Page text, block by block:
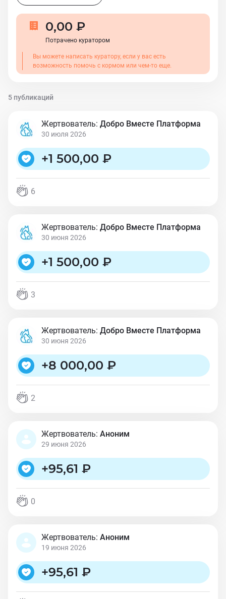
0,00 ₽
Потрачено куратором
Вы можете написать куратору, если у вас есть
возможность помочь с кормом или чем-то еще.
5 публикаций
Жертвователь: Добро Вместе Платформа
30 июля 2026
+1 500,00 ₽
6
Жертвователь: Добро Вместе Платформа
30 июня 2026
+1 500,00 ₽
3
Жертвователь: Добро Вместе Платформа
30 июня 2026
+8 000,00 ₽
2
Жертвователь: Аноним
29 июня 2026
+95,61 ₽
0
Жертвователь: Аноним
19 июня 2026
+95,61 ₽